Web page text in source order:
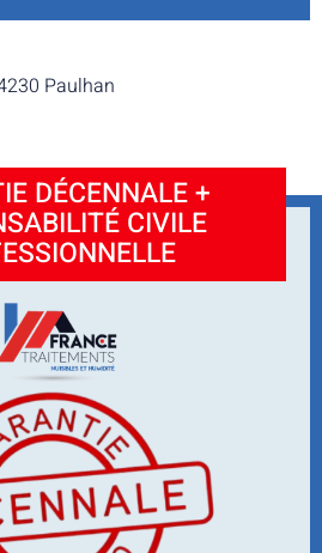
Paulhan
DÉCENNALE +
CIVILE